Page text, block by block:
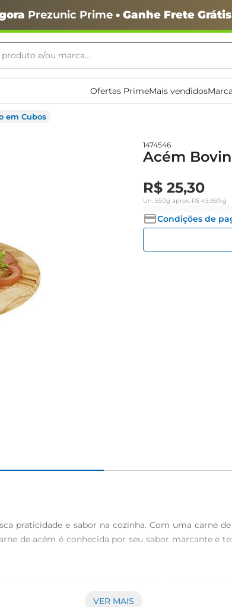
Prezunic Prime• Ganhe Frete
e/ou marca...
Ofertas PrimeMais vendidos
em Cubos
1474546
Acém
R$ 25,30
Un. 550g aprox.•R$ 45,99/kg
Condições de
praticidade e sabor na cozinha. Com uma carne
de acém é conhecida por seu sabor marcante e
irresistível. A praticidade de já estarem cortados
VER MAIS